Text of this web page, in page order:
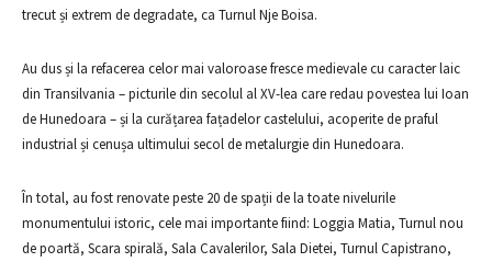
trecut și extrem de degradate, ca Turnul Nje Boisa.
Au dus și la refacerea celor mai valoroase fresce medievale cu caracter laic
din Transilvania – picturile din secolul al XV-lea care redau povestea lui Ioan
de Hunedoara – și la curățarea fațadelor castelului, acoperite de praful
industrial și cenușa ultimului secol de metalurgie din Hunedoara.
În total, au fost renovate peste 20 de spații de la toate nivelurile
monumentului istoric, cele mai importante fiind: Loggia Matia, Turnul nou
de poartă, Scara spirală, Sala Cavalerilor, Sala Dietei, Turnul Capistrano,